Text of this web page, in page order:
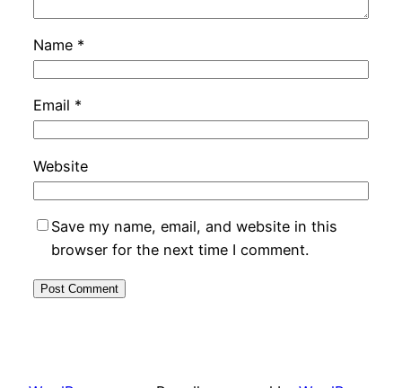
Name *
Email *
Website
Save my name, email, and website in this
browser for the next time I comment.